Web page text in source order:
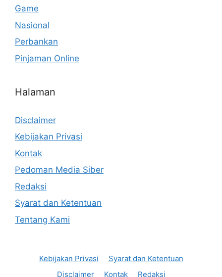
Game
Nasional
Perbankan
Pinjaman Online
Halaman
Disclaimer
Kebijakan Privasi
Kontak
Pedoman Media Siber
Redaksi
Syarat dan Ketentuan
Tentang Kami
Kebijakan Privasi
Syarat dan Ketentuan
Disclaimer
Kontak Redaksi